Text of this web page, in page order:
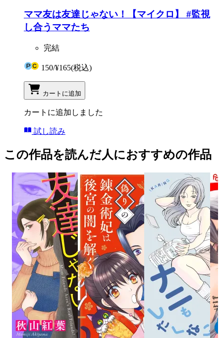
ママ友は友達じゃない！【マイクロ】 #監視
し合うママたち
完結
150/¥165(税込)
カートに追加
カートに追加しました
試し読み
この作品を読んだ人におすすめの作品